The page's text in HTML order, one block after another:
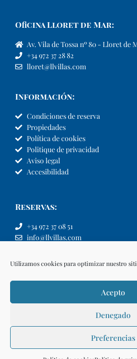
Utilizamos cookies para optimizar nuestro
Acepto
Denegado
Preferencias
Oficina Lloret de Mar:
Av. Vila de Tossa nº 80 - Lloret de
+34 972 37 28 82
lloret@llvillas.com
Información:
Condiciones de reserva
Propiedades
Política de cookies
Politique de privacidad
Aviso legal
Accesibilidad
Reservas:
+34 972 37 08 51
info@llvillas.com